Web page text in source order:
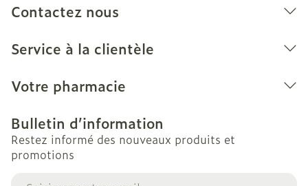
Contactez nous
Service à la clientèle
Votre pharmacie
Bulletin d’information
Restez informé des nouveaux produits et
promotions
Adresse mail